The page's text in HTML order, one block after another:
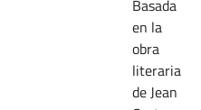
Basada
en la
obra
literaria
de Jean